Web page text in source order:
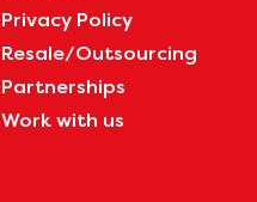
Privacy Policy
Resale/Outsourcing
Partnerships
Work with us